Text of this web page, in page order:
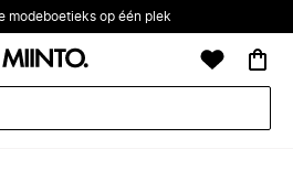
modeboetieks op één plek